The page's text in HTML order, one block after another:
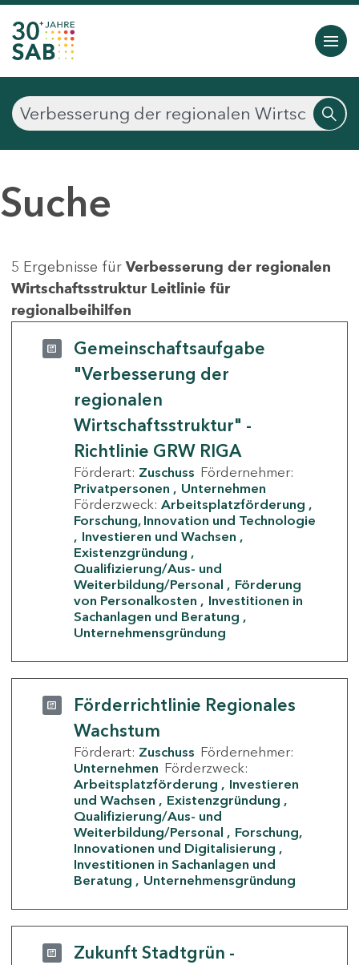
Suche
5 Ergebnisse für Verbesserung der regionalen
Wirtschaftsstruktur Leitlinie für
regionalbeihilfen
Gemeinschaftsaufgabe
"Verbesserung der
regionalen
Wirtschaftsstruktur" -
Richtlinie GRW RIGA
Förderart: Zuschuss Fördernehmer:
Privatpersonen
Unternehmen
Förderzweck: Arbeitsplatzförderung
Forschung, Innovation und Technologie
Investieren und Wachsen
Existenzgründung
Qualifizierung/Aus- und
Weiterbildung/Personal
Förderung
von Personalkosten
Investitionen in
Sachanlagen und Beratung
Unternehmensgründung
Förderrichtlinie Regionales
Wachstum
Förderart: Zuschuss Fördernehmer:
Unternehmen Förderzweck:
Arbeitsplatzförderung
Investieren
und Wachsen
Existenzgründung
Qualifizierung/Aus- und
Weiterbildung/Personal
Forschung,
Innovationen und Digitalisierung
Investitionen in Sachanlagen und
Beratung
Unternehmensgründung
Zukunft Stadtgrün -